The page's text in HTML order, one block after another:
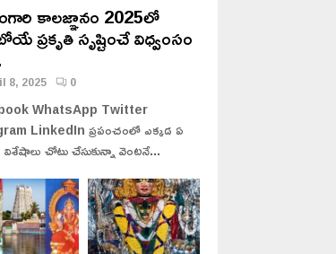
కాలజ్ఞానం 2025లో
ప్రకృతి సృష్టించే విధ్వంసం
8, 2025 0
WhatsApp Twitter
LinkedIn ప్రపంచంలో ఎక్కడ ఏ
విశేషాలు చోటు చేసుకున్నా వెంటనే...